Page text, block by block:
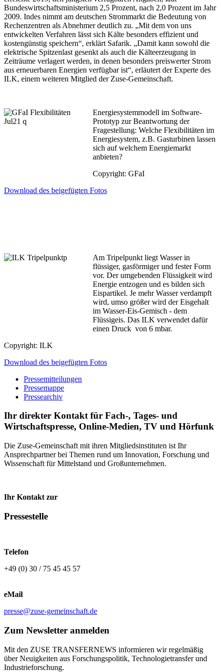
Bundeswirtschaftsministerium 2,5 Prozent, nach 2,0 Prozent im Jahr
2009. Indes nimmt am deutschen Strommarkt die Bedeutung von
Rechenzentren als Abnehmer deutlich zu. „Mit dem von uns
entwickelten Verfahren lässt sich Kälte besonders effizient und
kostengünstig speichern“, erklärt Safarik. „Damit kann sowohl die
elektrische Spitzenlast gesenkt als auch die Kälteerzeugung in
Zeiträume verlagert werden, in denen besonders preiswerter Strom
aus erneuerbaren Energien verfügbar ist“, erläutert der Experte des
ILK, einem weiteren Mitglied der Zuse-Gemeinschaft.
Energiesystemmodell im Software-
Prototyp zur Beantwortung der
Fragestellung: Welche Flexibilitäten im
Energiesystem, z.B. Gasturbinen lassen
sich auf welchem Energiemarkt
anbieten?
Copyright: GFaI
Download des beigefügten Fotos
Am Tripelpunkt liegt Wasser in
flüssiger, gasförmiger und fester Form
vor. Der umgebenden Flüssigkeit wird
Energie entzogen und es bilden sich
Eispartikel. Je mehr Wasser verdampft
wird, umso größer wird der Eisgehalt
im Wasser-Eis-Gemisch - dem
Flüssigeis. Das ILK verwendet dafür
einen Druck von 6 mbar.
Copyright: ILK
Download des beigefügten Fotos
Pressemitteilungen
Pressemappe
Pressearchiv
Ihr direkter Kontakt für Fach-, Tages- und
Wirtschaftspresse, Online-Medien, TV und Hörfunk
Die Zuse-Gemeinschaft mit ihren Mitgliedsinstituten ist Ihr
Ansprechpartner bei Themen rund um Innovation, Forschung und
Wissenschaft für Mittelstand und Großunternehmen.
Ihr Kontakt zur
Pressestelle
Telefon
+49 (0) 30 / 75 45 45 57
eMail
presse@zuse-gemeinschaft.de
Zum Newsletter anmelden
Mit den ZUSE TRANSFERNEWS informieren wir regelmäßig
über Neuigkeiten aus Forschungspolitik, Technologietransfer und
Industrieforschung.